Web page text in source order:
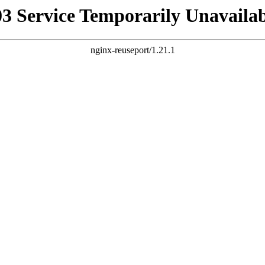
Service Temporarily
nginx-reuseport/1.21.1